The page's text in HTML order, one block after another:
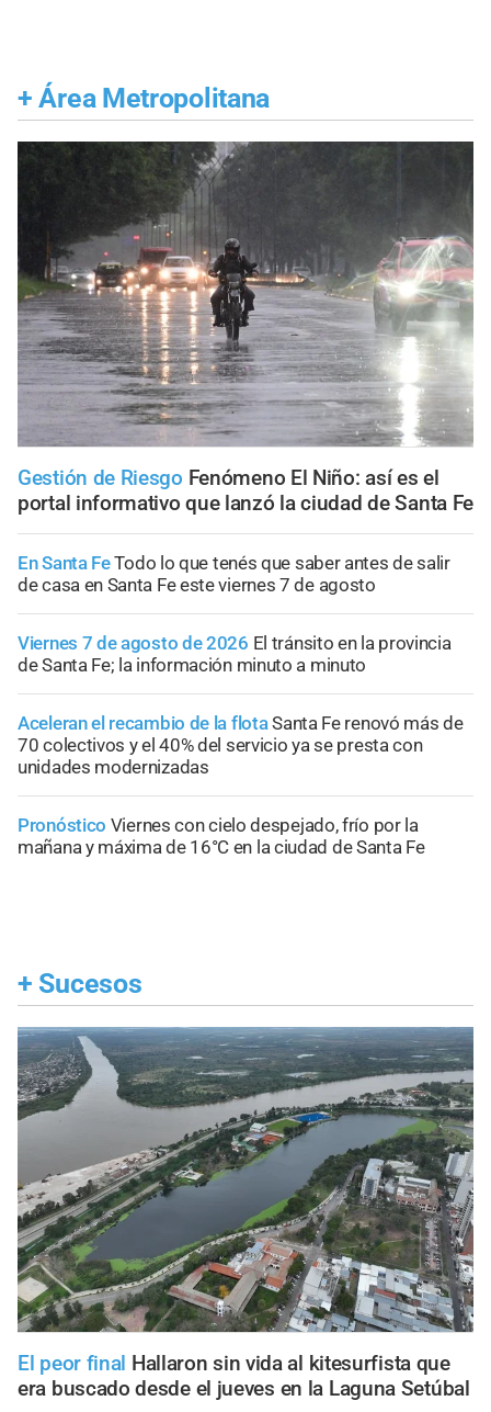
+ Área Metropolitana
Gestión de Riesgo Fenómeno El Niño: así es el
portal informativo que lanzó la ciudad de Santa Fe
En Santa FeTodo lo que tenés que saber antes de salir
de casa en Santa Fe este viernes 7 de agosto
Viernes 7 de agosto de 2026 El tránsito en la provincia
de Santa Fe; la información minuto a minuto
Aceleran el recambio de la flotaSanta Fe renovó más de
70 colectivos y el 40% del servicio ya se presta con
unidades modernizadas
Pronóstico Viernes con cielo despejado, frío por la
mañana y máxima de 16°C en la ciudad de Santa Fe
+ Sucesos
El peor final Hallaron sin vida al kitesurfista que
era buscado desde el jueves en la Laguna Setúbal